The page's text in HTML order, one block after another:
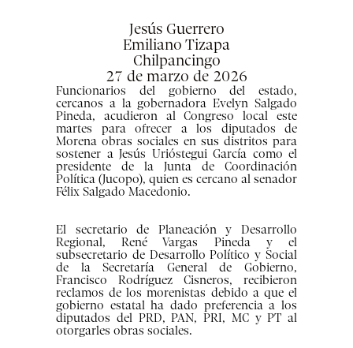
Jesús Guerrero
Emiliano Tizapa
Chilpancingo
27 de marzo de 2026
Funcionarios del gobierno del estado,
cercanos a la gobernadora Evelyn Salgado
Pineda, acudieron al Congreso local este
martes para ofrecer a los diputados de
Morena obras sociales en sus distritos para
sostener a Jesús Urióstegui García como el
presidente de la Junta de Coordinación
Política (Jucopo), quien es cercano al senador
Félix Salgado Macedonio.
El secretario de Planeación y Desarrollo
Regional, René Vargas Pineda y el
subsecretario de Desarrollo Político y Social
de la Secretaría General de Gobierno,
Francisco Rodríguez Cisneros, recibieron
reclamos de los morenistas debido a que el
gobierno estatal ha dado preferencia a los
diputados del PRD, PAN, PRI, MC y PT al
otorgarles obras sociales.